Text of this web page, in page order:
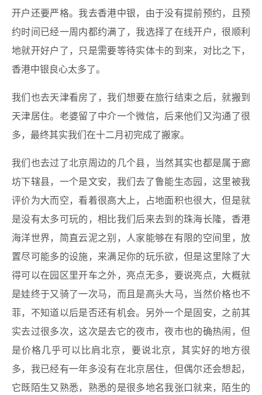
开户还要严格。我去香港中银，由于没有提前预约，且预
约时间已经一周内都约满了，我选择了在线开户，很顺利
地就开好户了，只是需要等待实体卡的到来，对比之下，
香港中银良心太多了。
我们也去天津看房了，我们想要在旅行结束之后，就搬到
天津居住。老婆留了中介一个微信，后来他们又沟通了很
多，最终其实我们在十二月初完成了搬家。
我们也去过了北京周边的几个县，当然其实也都是属于廊
坊下辖县，一个是文安，我们去了鲁能生态园，这里被我
评价为大而空，看着很高大上，占地面积也很大，但是就
是没有太多可玩的，相比我们后来去到的珠海长隆，香港
海洋世界，简直云泥之别，人家能够在有限的空间里，放
置尽可能多的设施，来满足你的玩乐欲，但是这里除了大
得可以在园区里开车之外，亮点无多，要说亮点，大概就
是娃终于又骑了一次马，而且是高头大马，当然价格也不
菲，不知道以后是否还有机会。另外一个是固安，之前其
实去过很多次，这次是去它的夜市，夜市也的确热闹，但
是价格几乎可以比肩北京，要说北京，其实好的地方很
多，我已经有一年多没有在北京居住，但偶尔还会想起，
它既陌生又熟悉，熟悉的是很多地名我张口就来，陌生的